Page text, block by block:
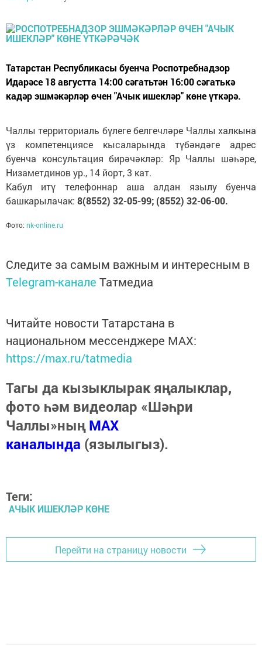
Татарстан Республикасы буенча Роспотребнадзор
Идарәсе 18 августта 14:00 сәгатьтән 16:00 сәгатькә
кадәр эшмәкәрләр өчен "Ачык ишекләр" көне үткәрә.
Чаллы территориаль бүлеге белгечләре Чаллы халкына
үз компетенциясе кысаларында түбәндәге адрес
буенча консультация бирәчәкләр: Яр Чаллы шәһәре,
Низаметдинов ур., 14 йорт, 3 кат.
Кабул итү телефоннар аша алдан язылу буенча
башкарылачак: 8(8552) 32-05-99; (8552) 32-06-00.
Фото: nk-online.ru
Следите за самым важным и интересным в
Telegram-канале Татмедиа
Читайте новости Татарстана в
национальном мессенджере MАХ:
https://max.ru/tatmedia
Тагы да кызыклырак яңалыклар,
фото һәм видеолар «Шәһри
Чаллы»ныңMAX
каналында (язылыгыз).
Теги:
АЧЫК ИШЕКЛӘР КӨНЕ
Перейти на страницу новости